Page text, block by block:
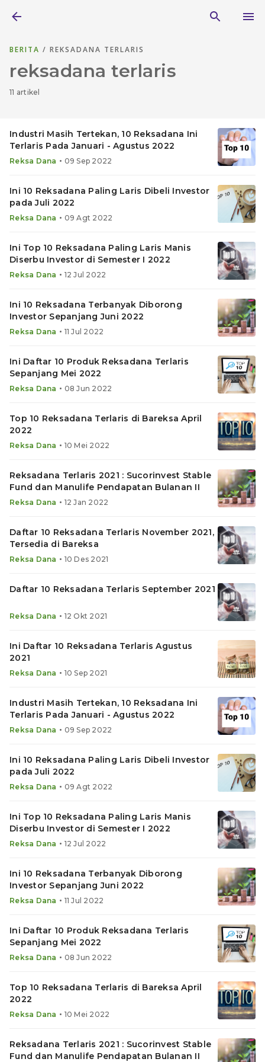
BERITA / REKSADANA TERLARIS
reksadana terlaris
11 artikel
Industri Masih Tertekan, 10 Reksadana Ini
Terlaris Pada Januari - Agustus 2022
Reksa Dana • 09 Sep 2022
Ini 10 Reksadana Paling Laris Dibeli Investor
pada Juli 2022
Reksa Dana • 09 Agt 2022
Ini Top 10 Reksadana Paling Laris Manis
Diserbu Investor di Semester I 2022
Reksa Dana • 12 Jul 2022
Ini 10 Reksadana Terbanyak Diborong
Investor Sepanjang Juni 2022
Reksa Dana • 11 Jul 2022
Ini Daftar 10 Produk Reksadana Terlaris
Sepanjang Mei 2022
Reksa Dana • 08 Jun 2022
Top 10 Reksadana Terlaris di Bareksa April
2022
Reksa Dana • 10 Mei 2022
Reksadana Terlaris 2021 : Sucorinvest Stable
Fund dan Manulife Pendapatan Bulanan II
Reksa Dana • 12 Jan 2022
Daftar 10 Reksadana Terlaris November 2021,
Tersedia di Bareksa
Reksa Dana • 10 Des 2021
Daftar 10 Reksadana Terlaris September 2021
Reksa Dana • 12 Okt 2021
Ini Daftar 10 Reksadana Terlaris Agustus
2021
Reksa Dana • 10 Sep 2021
Industri Masih Tertekan, 10 Reksadana Ini
Terlaris Pada Januari - Agustus 2022
Reksa Dana • 09 Sep 2022
Ini 10 Reksadana Paling Laris Dibeli Investor
pada Juli 2022
Reksa Dana • 09 Agt 2022
Ini Top 10 Reksadana Paling Laris Manis
Diserbu Investor di Semester I 2022
Reksa Dana • 12 Jul 2022
Ini 10 Reksadana Terbanyak Diborong
Investor Sepanjang Juni 2022
Reksa Dana • 11 Jul 2022
Ini Daftar 10 Produk Reksadana Terlaris
Sepanjang Mei 2022
Reksa Dana • 08 Jun 2022
Top 10 Reksadana Terlaris di Bareksa April
2022
Reksa Dana • 10 Mei 2022
Reksadana Terlaris 2021 : Sucorinvest Stable
Fund dan Manulife Pendapatan Bulanan II